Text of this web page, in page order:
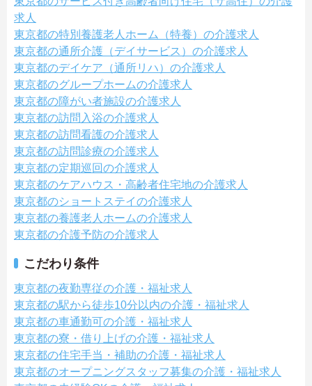
求人
東京都の特別養護老人ホーム（特養）の介護求人
東京都の通所介護（デイサービス）の介護求人
東京都のデイケア（通所リハ）の介護求人
東京都のグループホームの介護求人
東京都の障がい者施設の介護求人
東京都の訪問入浴の介護求人
東京都の訪問看護の介護求人
東京都の訪問診療の介護求人
東京都の定期巡回の介護求人
東京都のケアハウス・高齢者住宅地の介護求人
東京都のショートステイの介護求人
東京都の養護老人ホームの介護求人
東京都の介護予防の介護求人
こだわり条件
東京都の夜勤専従の介護・福祉求人
東京都の駅から徒歩10分以内の介護・福祉求人
東京都の車通勤可の介護・福祉求人
東京都の寮・借り上げの介護・福祉求人
東京都の住宅手当・補助の介護・福祉求人
東京都のオープニングスタッフ募集の介護・福祉求人